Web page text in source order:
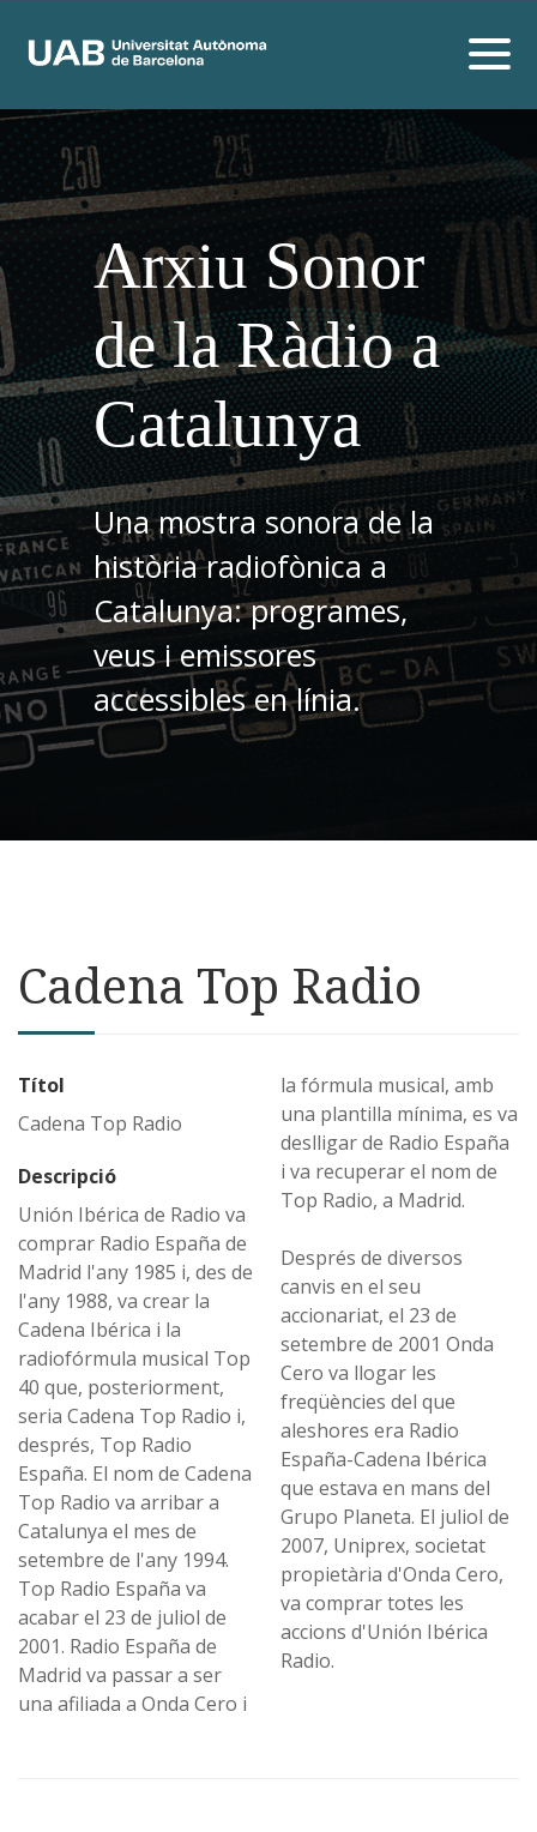
Arxiu Sonor
de la Ràdio a
Catalunya
Una mostra sonora de la
història radiofònica a
Catalunya: programes,
veus i emissores
accessibles en línia.
Cadena Top Radio
Títol
Cadena Top Radio
Descripció
Unión Ibérica de Radio va
comprar Radio España de
Madrid l'any 1985 i, des de
l'any 1988, va crear la
Cadena Ibérica i la
radiofórmula musical Top
40 que, posteriorment,
seria Cadena Top Radio i,
després, Top Radio
España. El nom de Cadena
Top Radio va arribar a
Catalunya el mes de
setembre de l'any 1994.
Top Radio España va
acabar el 23 de juliol de
2001. Radio España de
Madrid va passar a ser
una afiliada a Onda Cero i
la fórmula musical, amb
una plantilla mínima, es va
deslligar de Radio España
i va recuperar el nom de
Top Radio, a Madrid.
Després de diversos
canvis en el seu
accionariat, el 23 de
setembre de 2001 Onda
Cero va llogar les
freqüències del que
aleshores era Radio
España-Cadena Ibérica
que estava en mans del
Grupo Planeta. El juliol de
2007, Uniprex, societat
propietària d'Onda Cero,
va comprar totes les
accions d'Unión Ibérica
Radio.